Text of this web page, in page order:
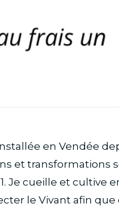
en Vendée
et transformations
Je cueille et cultive
le Vivant afin que